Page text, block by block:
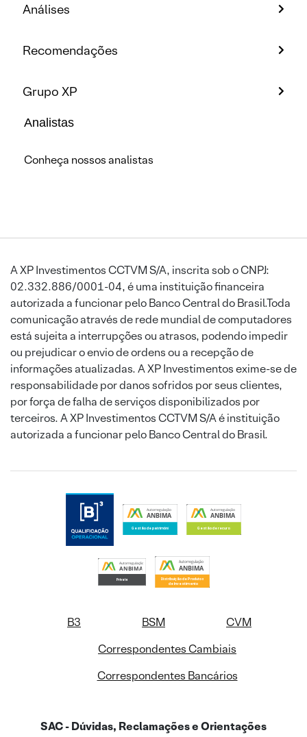
Análises
Recomendações
Grupo XP
Analistas
Conheça nossos analistas
A XP Investimentos CCTVM S/A, inscrita sob o CNPJ:
02.332.886/0001-04, é uma instituição financeira
autorizada a funcionar pelo Banco Central do Brasil.Toda
comunicação através de rede mundial de computadores
está sujeita a interrupções ou atrasos, podendo impedir
ou prejudicar o envio de ordens ou a recepção de
informações atualizadas. A XP Investimentos exime-se de
responsabilidade por danos sofridos por seus clientes,
por força de falha de serviços disponibilizados por
terceiros. A XP Investimentos CCTVM S/A é instituição
autorizada a funcionar pelo Banco Central do Brasil.
B3 BSM
CVM
Correspondentes Cambiais
Correspondentes Bancários
SAC - Dúvidas, Reclamações e Orientações